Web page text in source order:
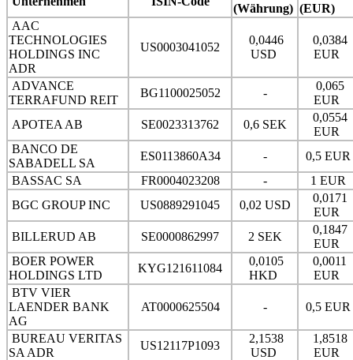
(Währung) (EUR)
AAC
TECHNOLOGIES
HOLDINGS INC
ADR
US0003041052
0,0446
USD
0,0384
EUR
ADVANCE
TERRAFUND REIT
BG1100025052 -
0,065
EUR
APOTEA AB
SE0023313762 0,6 SEK
0,0554
EUR
BANCO DE
SABADELL SA
ES0113860A34 -
0,5 EUR
BASSAC SA
FR0004023208 -
1 EUR
BGC GROUP INC
US0889291045 0,02 USD
0,0171
EUR
BILLERUD AB
SE0000862997 2 SEK
0,1847
EUR
BOER POWER
HOLDINGS LTD
KYG121611084
0,0105
HKD
0,0011
EUR
BTV VIER
LAENDER BANK
AG
AT0000625504 - 0,5 EUR
BUREAU VERITAS
SA ADR
US12117P1093
2,1538
USD
1,8518
EUR